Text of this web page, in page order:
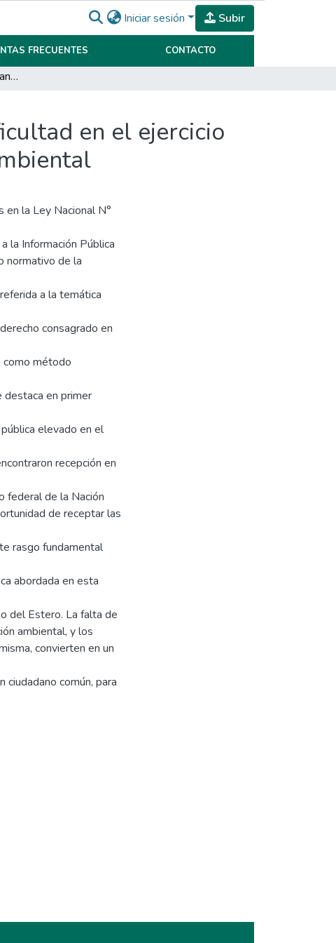
Iniciar sesión Subir
FRECUENTES CONTACTO
El Medio Ambiente en Santiago del Estero. La dificultad en el ejercicio del derecho de acceso a la información pública ambiental
en el ejercicio
la Ley Nacional N°
la Información Pública
normativo de la
a la temática
consagrado en
como método
en primer
elevado en el
recepción en
federal de la Nación
de receptar las
rasgo fundamental
abordada en esta
del Estero. La falta de
ambiental, y los
convierten en un
común, para